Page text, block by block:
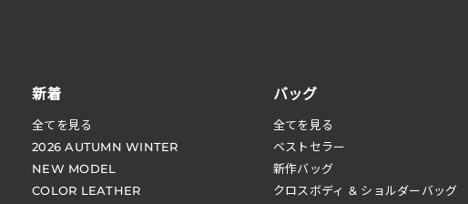
新着
全てを見る
2026 AUTUMN WINTER
NEW MODEL
COLOR LEATHER
バッグ
全てを見る
ベストセラー
新作バッグ
クロスボディ & ショルダーバッグ